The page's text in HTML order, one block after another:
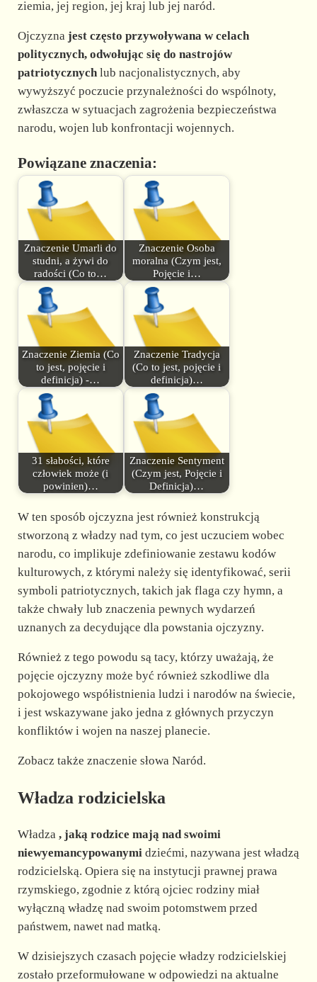
ziemia, jej region, jej kraj lub jej naród.
Ojczyzna jest często przywoływana w celach
politycznych, odwołując się do nastrojów
patriotycznychlub nacjonalistycznych, aby
wywyższyć poczucie przynależności do wspólnoty,
zwłaszcza w sytuacjach zagrożenia bezpieczeństwa
narodu, wojen lub konfrontacji wojennych.
Powiązane znaczenia:
Znaczenie Umarli do
studni, a żywi do
radości (Co to…
Znaczenie Osoba
moralna (Czym jest,
Pojęcie i…
Znaczenie Ziemia (Co
to jest, pojęcie i
definicja) -…
Znaczenie Tradycja
(Co to jest, pojęcie i
definicja)…
31 słabości, które
człowiek może (i
powinien)…
Znaczenie Sentyment
(Czym jest, Pojęcie i
Definicja)…
W ten sposób ojczyzna jest również konstrukcją
stworzoną z władzy nad tym, co jest uczuciem wobec
narodu, co implikuje zdefiniowanie zestawu kodów
kulturowych, z którymi należy się identyfikować, serii
symboli patriotycznych, takich jak flaga czy hymn, a
także chwały lub znaczenia pewnych wydarzeń
uznanych za decydujące dla powstania ojczyzny.
Również z tego powodu są tacy, którzy uważają, że
pojęcie ojczyzny może być również szkodliwe dla
pokojowego współistnienia ludzi i narodów na świecie,
i jest wskazywane jako jedna z głównych przyczyn
konfliktów i wojen na naszej planecie.
Zobacz także znaczenie słowa Naród.
Władza rodzicielska
Władza , jaką rodzice mają nad swoimi
niewyemancypowanymi dziećmi, nazywana jest władzą
rodzicielską. Opiera się na instytucji prawnej prawa
rzymskiego, zgodnie z którą ojciec rodziny miał
wyłączną władzę nad swoim potomstwem przed
państwem, nawet nad matką.
W dzisiejszych czasach pojęcie władzy rodzicielskiej
zostało przeformułowane w odpowiedzi na aktualne